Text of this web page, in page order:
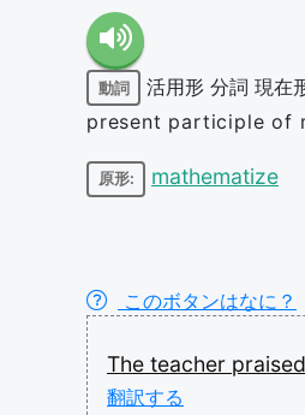
動詞 活用形 分詞 現在
present participle of
原形: mathematize
このボタンはなに？
The teacher praised
翻訳する